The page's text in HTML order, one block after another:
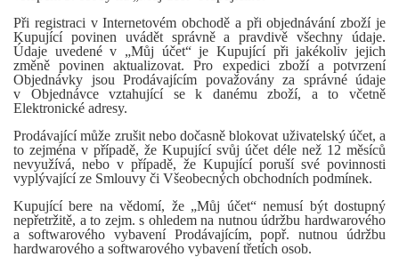
Při registraci v Internetovém obchodě a při objednávání zboží je
Kupující povinen uvádět správně a pravdivě všechny údaje.
Údaje uvedené v „Můj účet“ je Kupující při jakékoliv jejich
změně povinen aktualizovat. Pro expedici zboží a potvrzení
Objednávky jsou Prodávajícím považovány za správné údaje
v Objednávce vztahující se k danému zboží, a to včetně
Elektronické adresy.
Prodávající může zrušit nebo dočasně blokovat uživatelský účet, a
to zejména v případě, že Kupující svůj účet déle než 12 měsíců
nevyužívá, nebo v případě, že Kupující poruší své povinnosti
vyplývající ze Smlouvy či Všeobecných obchodních podmínek.
Kupující bere na vědomí, že „Můj účet“ nemusí být dostupný
nepřetržitě, a to zejm. s ohledem na nutnou údržbu hardwarového
a softwarového vybavení Prodávajícím, popř. nutnou údržbu
hardwarového a softwarového vybavení třetích osob.